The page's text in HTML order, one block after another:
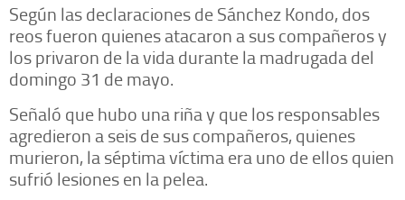
Según las declaraciones de Sánchez Kondo, dos
reos fueron quienes atacaron a sus compañeros y
los privaron de la vida durante la madrugada del
domingo 31 de mayo.
Señaló que hubo una riña y que los responsables
agredieron a seis de sus compañeros, quienes
murieron, la séptima víctima era uno de ellos quien
sufrió lesiones en la pelea.